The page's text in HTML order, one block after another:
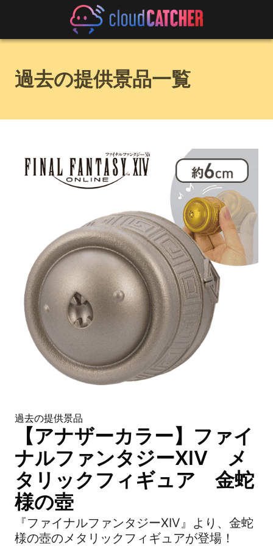
過去の提供景品一覧
過去の提供景品
【アナザーカラー】ファイ
ナルファンタジーXIV メ
タリックフィギュア 金蛇
様の壺
『ファイナルファンタジーXIV』より、金蛇
様の壺のメタリックフィギュアが登場！